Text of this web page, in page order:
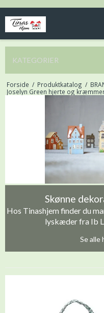
KATEGORIER
Forside / Produktkatalog /
Joselyn Green hjerte og
Skønne
Hos Tinashjem finder du
lyskæder fra Ib
Se alle